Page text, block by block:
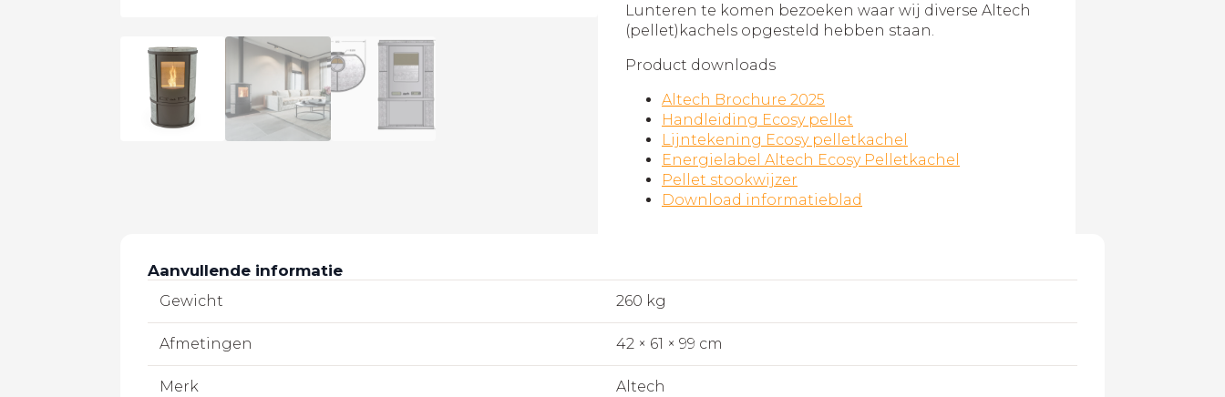
Lunteren te komen bezoeken waar wij diverse Altech
(pellet)kachels opgesteld hebben staan.
Product downloads
Altech Brochure 2025
Handleiding Ecosy pellet
Lijntekening Ecosy pelletkachel
Energielabel Altech Ecosy Pelletkachel
Pellet stookwijzer
Download informatieblad
Aanvullende informatie
Gewicht 260 kg
Afmetingen 42 × 61 × 99 cm
Merk Altech